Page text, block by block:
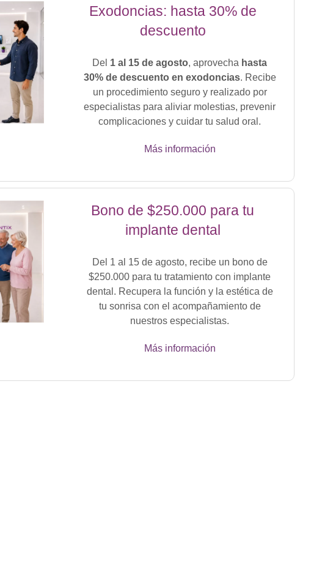
Exodoncias: hasta 30% de
descuento
Del 1 al 15 de agosto, aprovecha hasta
30% de descuento en exodoncias. Recibe
un procedimiento seguro y realizado por
especialistas para aliviar molestias, prevenir
complicaciones y cuidar tu salud oral.
Más información
Bono de $250.000 para tu
implante dental
Del 1 al 15 de agosto, recibe un bono de
$250.000 para tu tratamiento con implante
dental. Recupera la función y la estética de
tu sonrisa con el acompañamiento de
nuestros especialistas.
Más información